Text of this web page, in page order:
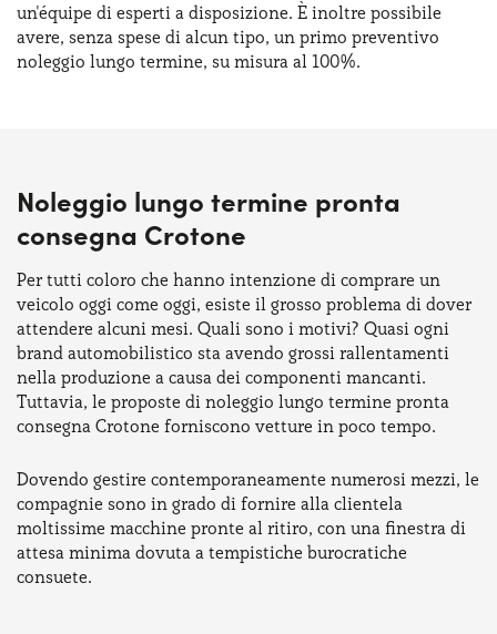
un'équipe di esperti a disposizione. È inoltre possibile
avere, senza spese di alcun tipo, un primo preventivo
noleggio lungo termine, su misura al 100%.
Noleggio lungo termine pronta
consegna Crotone
Per tutti coloro che hanno intenzione di comprare un
veicolo oggi come oggi, esiste il grosso problema di dover
attendere alcuni mesi. Quali sono i motivi? Quasi ogni
brand automobilistico sta avendo grossi rallentamenti
nella produzione a causa dei componenti mancanti.
Tuttavia, le proposte di noleggio lungo termine pronta
consegna Crotone forniscono vetture in poco tempo.
Dovendo gestire contemporaneamente numerosi mezzi, le
compagnie sono in grado di fornire alla clientela
moltissime macchine pronte al ritiro, con una finestra di
attesa minima dovuta a tempistiche burocratiche
consuete.